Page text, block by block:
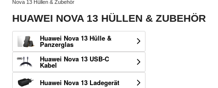
Nova 13 Hüllen & Zubehör
HUAWEI NOVA 13 HÜLLEN & ZUBEHÖR
Huawei Nova 13 Hülle &
Panzerglas
Huawei Nova 13 USB-C
Kabel
Huawei Nova 13 Ladegerät